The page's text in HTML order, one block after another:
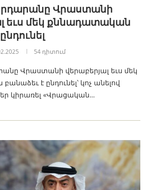
Վրաստանի
եւս մեկ քննադատական
54 դիտում
Վրաստանի վերաբերյալ եւս մեկ
է ընդունել՝ կոչ անելով
կիրառել «Վրացական…